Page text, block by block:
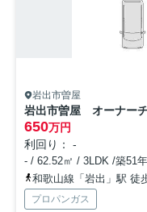
岩出市曽屋
岩出市曽屋 オーナー
650万円
利回り： -
- / 62.52㎡ / 3LDK /築51年
和歌山線「岩出」駅 徒
プロパンガス